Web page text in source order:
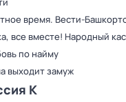
время. Вести-
все вместе! Народный
по найму
выходит замуж
К